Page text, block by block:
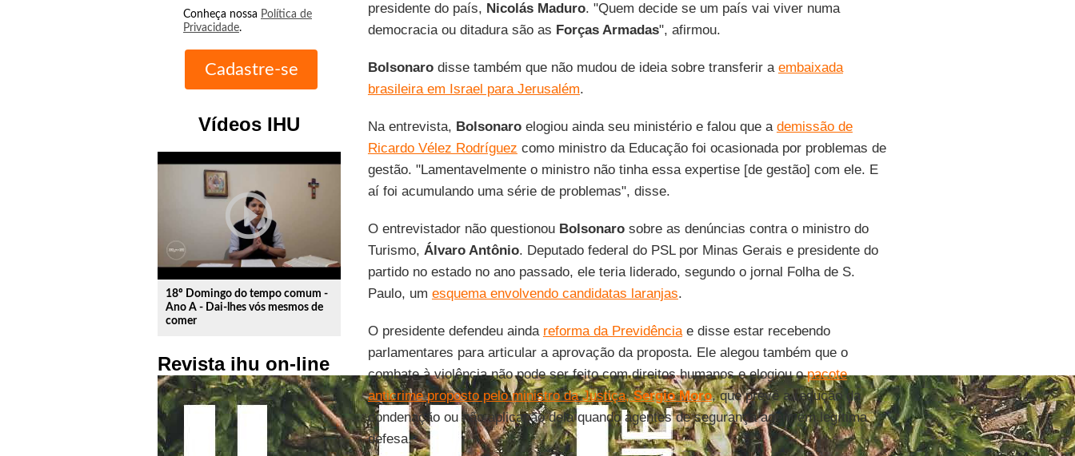
Conheça nossa Política de
Privacidade.
Vídeos IHU
play_circle_outline
18º Domingo do tempo comum -
Ano A - Dai-lhes vós mesmos de
comer
Revista ihu on-line
presidente do país, Nicolás Maduro. "Quem decide se um país vai viver numa
democracia ou ditadura são as Forças Armadas", afirmou.
Bolsonarodisse também que não mudou de ideia sobre transferir a embaixada
brasileira em Israel para Jerusalém.
Na entrevista, Bolsonaroelogiou ainda seu ministério e falou que a demissão de
Ricardo Vélez Rodríguez como ministro da Educação foi ocasionada por problemas de
gestão. "Lamentavelmente o ministro não tinha essa expertise [de gestão] com ele. E
aí foi acumulando uma série de problemas", disse.
O entrevistador não questionou Bolsonarosobre as denúncias contra o ministro do
Turismo, Álvaro Antônio. Deputado federal do PSL por Minas Gerais e presidente do
partido no estado no ano passado, ele teria liderado, segundo o jornal Folha de S.
Paulo, um esquema envolvendo candidatas laranjas.
O presidente defendeu ainda reforma da Previdênciae disse estar recebendo
parlamentares para articular a aprovação da proposta. Ele alegou também que o
combate à violência não pode ser feito com direitos humanos e elogiou opacote
anticrime proposto pelo ministro da Justiça,Sergio Moro, que prevê a redução da
condenação ou não aplicação dela quando agentes de segurança agem em legítima
defesa.